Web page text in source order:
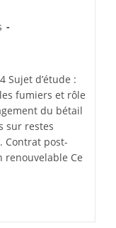
Sujet d’étude :
fumiers et rôle
du bétail
sur restes
Contrat post-
renouvelable Ce